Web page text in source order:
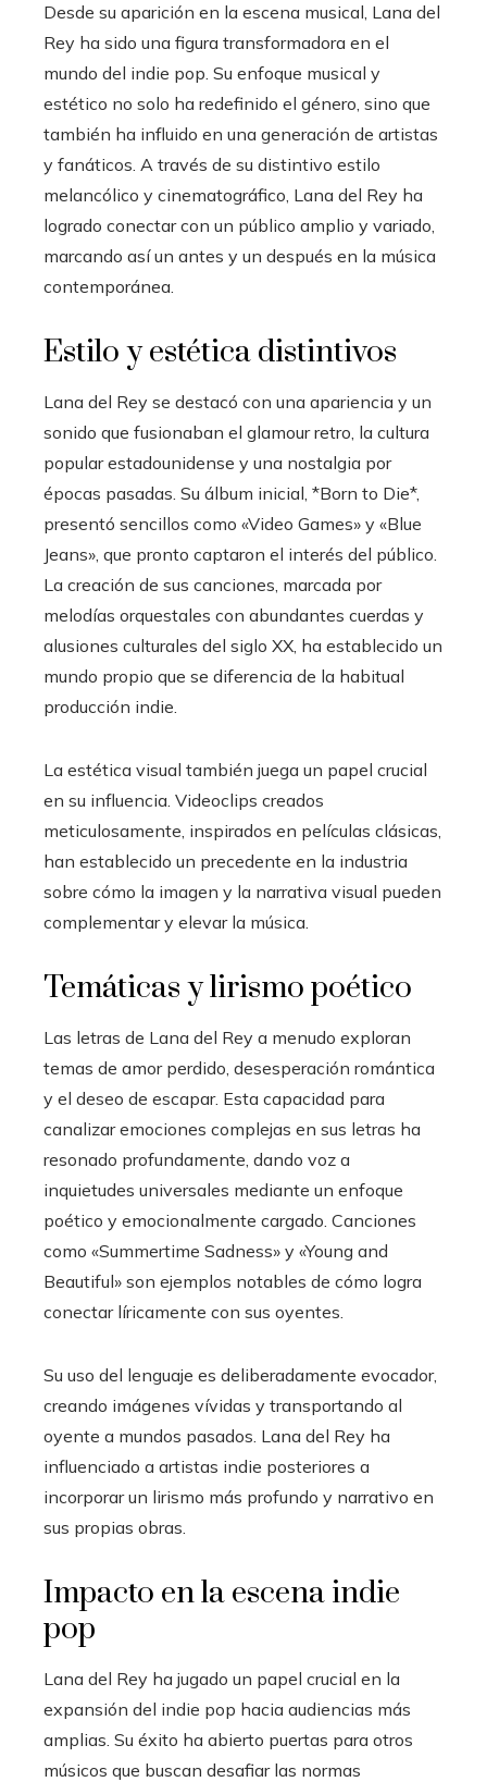
Desde su aparición en la escena musical, Lana del
Rey ha sido una figura transformadora en el
mundo del indie pop. Su enfoque musical y
estético no solo ha redefinido el género, sino que
también ha influido en una generación de artistas
y fanáticos. A través de su distintivo estilo
melancólico y cinematográfico, Lana del Rey ha
logrado conectar con un público amplio y variado,
marcando así un antes y un después en la música
contemporánea.
Estilo y estética distintivos
Lana del Rey se destacó con una apariencia y un
sonido que fusionaban el glamour retro, la cultura
popular estadounidense y una nostalgia por
épocas pasadas. Su álbum inicial, *Born to Die*,
presentó sencillos como «Video Games» y «Blue
Jeans», que pronto captaron el interés del público.
La creación de sus canciones, marcada por
melodías orquestales con abundantes cuerdas y
alusiones culturales del siglo XX, ha establecido un
mundo propio que se diferencia de la habitual
producción indie.
La estética visual también juega un papel crucial
en su influencia. Videoclips creados
meticulosamente, inspirados en películas clásicas,
han establecido un precedente en la industria
sobre cómo la imagen y la narrativa visual pueden
complementar y elevar la música.
Temáticas y lirismo poético
Las letras de Lana del Rey a menudo exploran
temas de amor perdido, desesperación romántica
y el deseo de escapar. Esta capacidad para
canalizar emociones complejas en sus letras ha
resonado profundamente, dando voz a
inquietudes universales mediante un enfoque
poético y emocionalmente cargado. Canciones
como «Summertime Sadness» y «Young and
Beautiful» son ejemplos notables de cómo logra
conectar líricamente con sus oyentes.
Su uso del lenguaje es deliberadamente evocador,
creando imágenes vívidas y transportando al
oyente a mundos pasados. Lana del Rey ha
influenciado a artistas indie posteriores a
incorporar un lirismo más profundo y narrativo en
sus propias obras.
Impacto en la escena indie
pop
Lana del Rey ha jugado un papel crucial en la
expansión del indie pop hacia audiencias más
amplias. Su éxito ha abierto puertas para otros
músicos que buscan desafiar las normas